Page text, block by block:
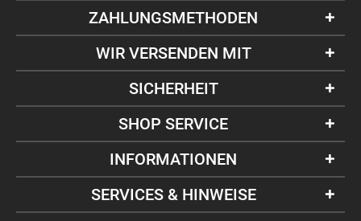
SHOP SERVICE
INFORMATIONEN
SERVICES & HINWEISE
ZAHLUNGSMETHODEN
WIR VERSENDEN MIT
SICHERHEIT